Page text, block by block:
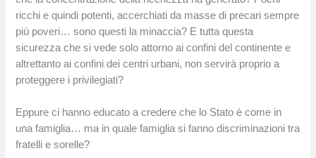
ricchi e quindi potenti, accerchiati da masse di precari sempre
più poveri… sono questi la minaccia? E tutta questa
sicurezza che si vede solo attorno ai confini del continente e
altrettanto ai confini dei centri urbani, non servirà proprio a
proteggere i privilegiati?
Eppure ci hanno educato a credere che lo Stato è come in
una famiglia… ma in quale famiglia si fanno discriminazioni tra
fratelli e sorelle?